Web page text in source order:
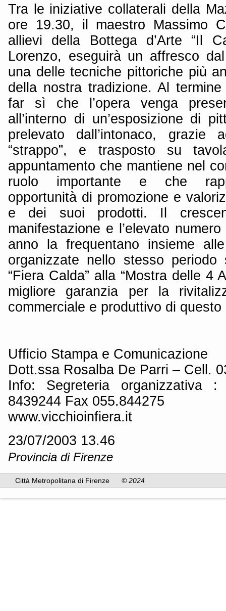
Tra le iniziative collaterali della
ore 19.30, il maestro Massimo
allievi della Bottega d’Arte “Il
Lorenzo, eseguirà un affresco
una delle tecniche pittoriche più
della nostra tradizione. Al termine
far sì che l’opera venga
all’interno di un’esposizione di
prelevato dall’intonaco, grazie
“strappo”, e trasposto su
appuntamento che mantiene nel
ruolo importante e che
opportunità di promozione e
e dei suoi prodotti. Il
manifestazione e l’elevato
anno la frequentano insieme
organizzate nello stesso
“Fiera Calda” alla “Mostra delle 4
migliore garanzia per la
commerciale e produttivo di
Ufficio Stampa e Comunicazione
Dott.ssa Rosalba De Parri – Cell.
Info: Segreteria organizzativa
8439244 Fax 055.844275
www.vicchioinfiera.it
23/07/2003 13.46
Provincia di Firenze
Città Metropolitana di Firenze © 2024